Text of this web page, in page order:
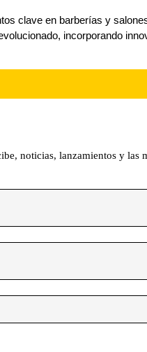
noticias, lanzamientos y las
clave en barberías y
incorporando